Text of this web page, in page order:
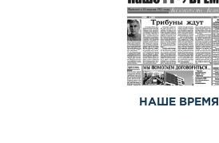
НАШЕ ВРЕМЯ